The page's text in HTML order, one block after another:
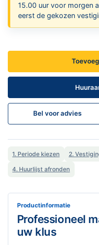
15.00 uur voor morgen
eerst de gekozen
Bel voor advies
1. Periode kiezen 2.
4. Huurlijst afronden
Productinformatie
Professioneel
uw klus